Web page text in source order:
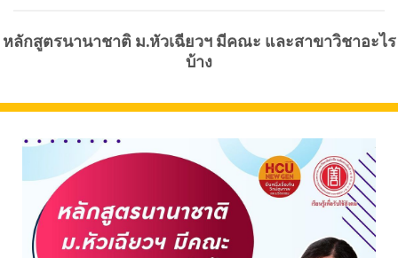
หลักสูตรนานาชาติ ม.หัวเฉียวฯ มีคณะ และสาขาวิชาอะไร
บ้าง